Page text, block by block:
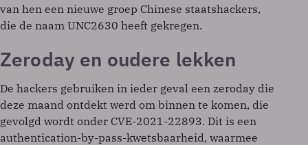
van hen een nieuwe groep Chinese staatshackers,
die de naam UNC2630 heeft gekregen.
Zeroday en oudere lekken
De hackers gebruiken in ieder geval een zeroday die
deze maand ontdekt werd om binnen te komen, die
gevolgd wordt onder CVE-2021-22893. Dit is een
authentication-by-pass-kwetsbaarheid, waarmee